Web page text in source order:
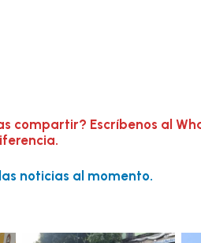
compartir? Escríbenos al
noticias al momento.